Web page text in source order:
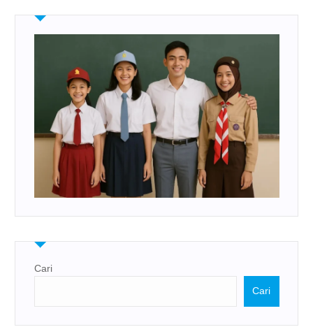
Cari
Cari